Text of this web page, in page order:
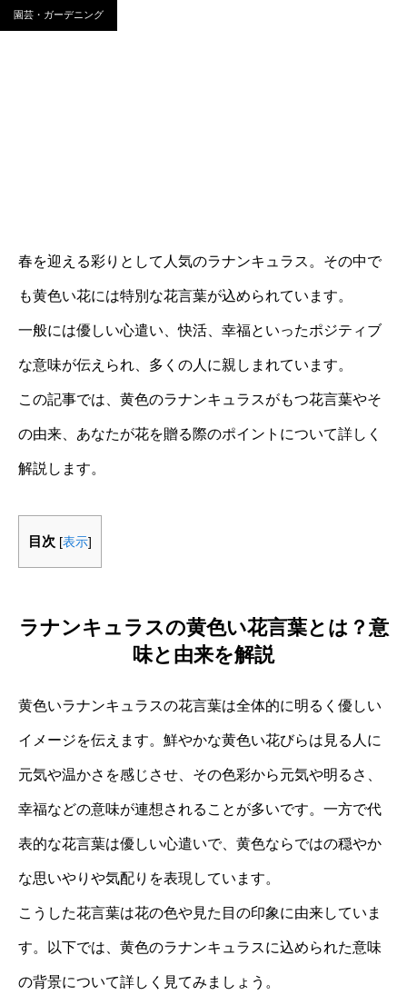
園芸・ガーデニング
春を迎える彩りとして人気のラナンキュラス。その中で
も黄色い花には特別な花言葉が込められています。
一般には優しい心遣い、快活、幸福といったポジティブ
な意味が伝えられ、多くの人に親しまれています。
この記事では、黄色のラナンキュラスがもつ花言葉やそ
の由来、あなたが花を贈る際のポイントについて詳しく
解説します。
目次 [表示]
ラナンキュラスの黄色い花言葉とは？意
味と由来を解説
黄色いラナンキュラスの花言葉は全体的に明るく優しい
イメージを伝えます。鮮やかな黄色い花びらは見る人に
元気や温かさを感じさせ、その色彩から元気や明るさ、
幸福などの意味が連想されることが多いです。一方で代
表的な花言葉は優しい心遣いで、黄色ならではの穏やか
な思いやりや気配りを表現しています。
こうした花言葉は花の色や見た目の印象に由来していま
す。以下では、黄色のラナンキュラスに込められた意味
の背景について詳しく見てみましょう。